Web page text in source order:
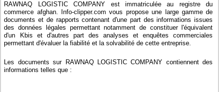
RAWNAQ LOGISTIC COMPANY est immatriculée au registre du
commerce afghan. Info-clipper.com vous propose une large gamme de
documents et de rapports contenant d'une part des informations issues
des données légales permettant notamment de constituer l'équivalent
d'un Kbis et d'autres part des analyses et enquêtes commerciales
permettant d'évaluer la fiabilité et la solvabilité de cette entreprise.
Les documents sur RAWNAQ LOGISTIC COMPANY contiennent des
informations telles que :